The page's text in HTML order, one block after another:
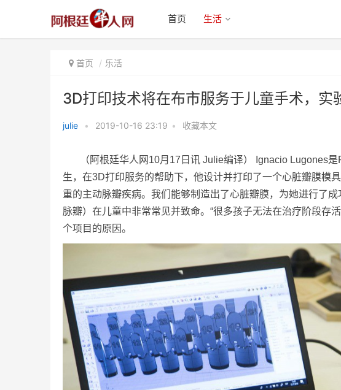
首页 生活
首页 乐活
3D打印技术将在布市服务于儿童手术，实
julie • 2019-10-16 23:19 • 收藏本文
（阿根廷华人网10月17日讯 Julie编译） Ignacio Lugones是
生，在3D打印服务的帮助下，他设计并打印了一个心脏瓣膜模
重的主动脉瓣疾病。我们能够制造出了心脏瓣膜，为她进行了
脉瓣）在儿童中非常常见并致命。“很多孩子无法在治疗阶段存
个项目的原因。
手术，实验室可供免费参